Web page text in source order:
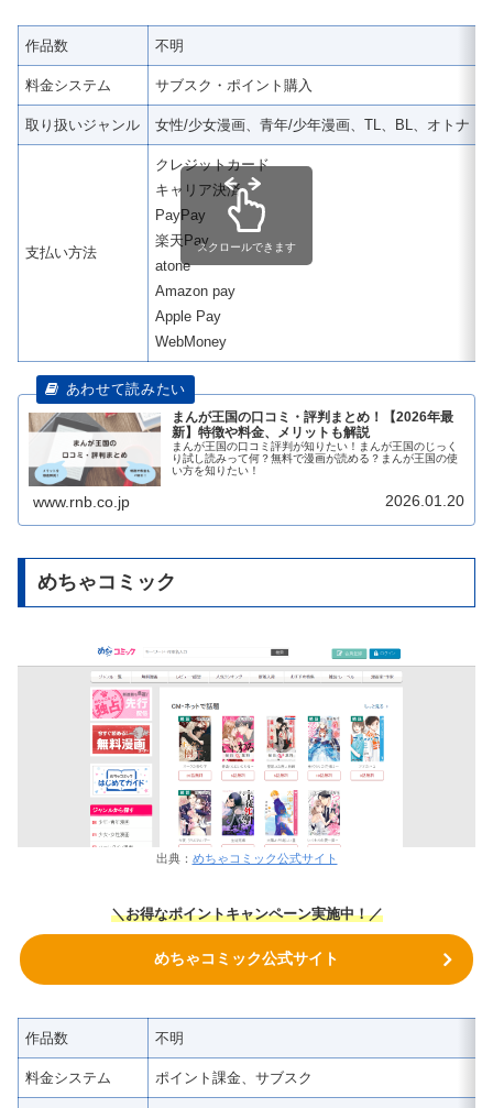
作品数 不明
料金システム サブスク・ポイント購入
取り扱いジャンル 女性/少女漫画、青年/少年漫画、TL、BL、オトナ
支払い方法
クレジットカード
キャリア決済
PayPay
楽天Pay
atone
Amazon pay
Apple Pay
WebMoney
スクロールできます
まんが王国の口コミ・評判まとめ！【2026年最
新】特徴や料金、メリットも解説
まんが王国の口コミ評判が知りたい！まんが王国のじっく
り試し読みって何？無料で漫画が読める？まんが王国の使
い方を知りたい！
www.rnb.co.jp 2026.01.20
めちゃコミック
出典： めちゃコミック公式サイト
＼お得なポイントキャンペーン実施中！／
めちゃコミック公式サイト
作品数 不明
料金システム ポイント課金、サブスク